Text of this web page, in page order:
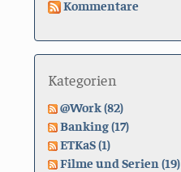
Kommentare
Kategorien
@Work (82)
Banking (17)
ETKaS (1)
Filme und Serien (19)